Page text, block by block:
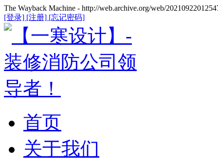
The Wayback Machine - http://web.archive.org/web/
[登录] [注册] [忘记密码]
首页
关于我们